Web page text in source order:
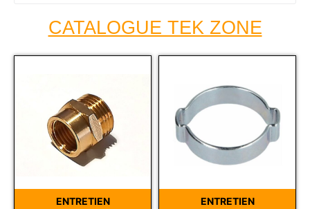
CATALOGUE TEK ZONE
ENTRETIEN ENTRETIEN